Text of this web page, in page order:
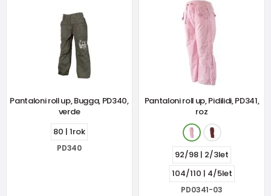
Pantaloni roll up, Bugga, PD340,
verde
80 | 1rok
PD340
Pantaloni roll up, Pidilidi, PD341,
roz
92/98 | 2/3let
104/110 | 4/5let
PD0341-03